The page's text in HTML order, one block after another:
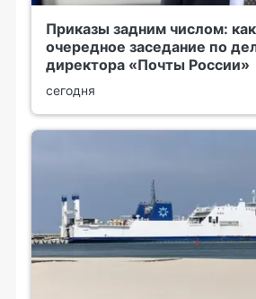
Приказы задним числом:
очередное заседание по
директора «Почты России»
сегодня